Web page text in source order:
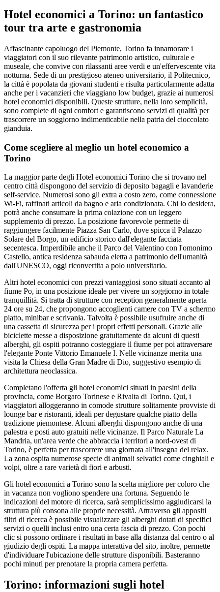
Hotel economici a Torino: un fantastico
tour tra arte e gastronomia
Affascinante capoluogo del Piemonte, Torino fa innamorare i
viaggiatori con il suo rilevante patrimonio artistico, culturale e
museale, che convive con rilassanti aree verdi e un'effervescente vita
notturna. Sede di un prestigioso ateneo universitario, il Politecnico,
la città è popolata da giovani studenti e risulta particolarmente adatta
anche per i vacanzieri che viaggiano low budget, grazie ai numerosi
hotel economici disponibili. Queste strutture, nella loro semplicità,
sono complete di ogni comfort e garantiscono servizi di qualità per
trascorrere un soggiorno indimenticabile nella patria del cioccolato
gianduia.
Come scegliere al meglio un hotel economico a
Torino
La maggior parte degli Hotel economici Torino che si trovano nel
centro città dispongono del servizio di deposito bagagli e lavanderie
self-service. Numerosi sono gli extra a costo zero, come connessione
Wi-Fi, raffinati articoli da bagno e aria condizionata. Chi lo desidera,
potrà anche consumare la prima colazione con un leggero
supplemento di prezzo. La posizione favorevole permette di
raggiungere facilmente Piazza San Carlo, dove spicca il Palazzo
Solare del Borgo, un edificio storico dall'elegante facciata
secentesca. Imperdibile anche il Parco del Valentino con l'omonimo
Castello, antica residenza sabauda eletta a patrimonio dell'umanità
dall'UNESCO, oggi riconvertita a polo universitario.
Altri hotel economici con prezzi vantaggiosi sono situati accanto al
fiume Po, in una posizione ideale per vivere un soggiorno in totale
tranquillità. Si tratta di strutture con reception generalmente aperta
24 ore su 24, che propongono accoglienti camere con TV a schermo
piatto, minibar e scrivania. Talvolta è possibile usufruire anche di
una cassetta di sicurezza per i propri effetti personali. Grazie alle
biciclette messe a disposizione gratuitamente da alcuni di questi
alberghi, gli ospiti potranno costeggiare il fiume per poi attraversare
l'elegante Ponte Vittorio Emanuele I. Nelle vicinanze merita una
visita la Chiesa della Gran Madre di Dio, suggestivo esempio di
architettura neoclassica.
Completano l'offerta gli hotel economici situati in paesini della
provincia, come Borgaro Torinese e Rivalta di Torino. Qui, i
viaggiatori alloggeranno in comode strutture solitamente provviste di
lounge bar e ristoranti, ideali per degustare qualche piatto della
tradizione piemontese. Alcuni alberghi dispongono anche di una
palestra e posti auto gratuiti nelle vicinanze. Il Parco Naturale La
Mandria, un'area verde che abbraccia i territori a nord-ovest di
Torino, è perfetta per trascorrere una giornata all'insegna del relax.
La zona ospita numerose specie di animali selvatici come cinghiali e
volpi, oltre a rare varietà di fiori e arbusti.
Gli hotel economici a Torino sono la scelta migliore per coloro che
in vacanza non vogliono spendere una fortuna. Seguendo le
indicazioni del motore di ricerca, sarà semplicissimo aggiudicarsi la
struttura più consona alle proprie necessità. Attraverso gli appositi
filtri di ricerca è possibile visualizzare gli alberghi dotati di specifici
servizi o quelli inclusi entro una certa fascia di prezzo. Con pochi
clic si possono ordinare i risultati in base alla distanza dal centro o al
giudizio degli ospiti. La mappa interattiva del sito, inoltre, permette
d'individuare l'ubicazione delle strutture disponibili. Basteranno
pochi minuti per prenotare la propria camera perfetta.
Torino: informazioni sugli hotel